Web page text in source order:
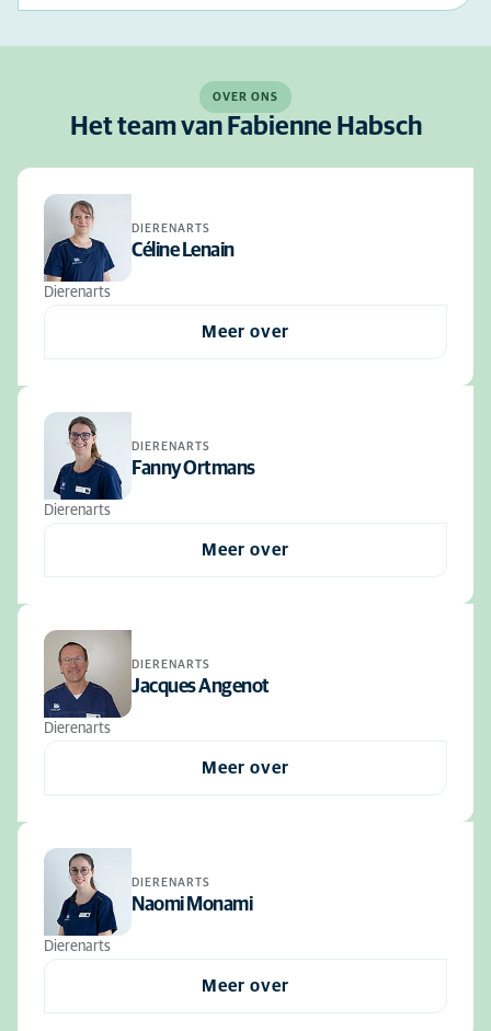
OVER ONS
Het team van Fabienne Habsch
DIERENARTS
Céline Lenain
Dierenarts
Meer over
DIERENARTS
Fanny Ortmans
Dierenarts
Meer over
DIERENARTS
Jacques Angenot
Dierenarts
Meer over
DIERENARTS
Naomi Monami
Dierenarts
Meer over